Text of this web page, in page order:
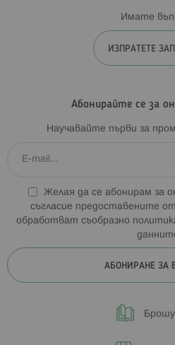
Имате
ИЗПРАТЕТЕ
Абонирайте се за
Научавайте първи за
Желая да се абонирам за
съгласие предоставените
обработват съобразно
АБОНИРАНЕ ЗА